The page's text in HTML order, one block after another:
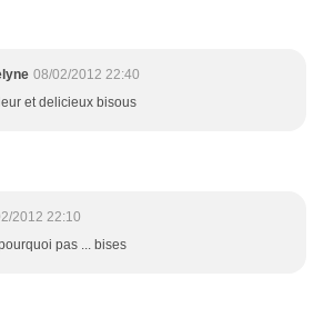
08/02/2012 22:40
et delicieux bisous
2012 22:10
pas ... bises